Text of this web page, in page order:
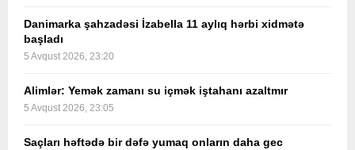
Danimarka şahzadəsi İzabella 11 aylıq hərbi xidmətə
başladı
5 Avqust 2026, 23:20
Alimlər: Yemək zamanı su içmək iştahanı azaltmır
5 Avqust 2026, 23:05
Saçları həftədə bir dəfə yumaq onların daha gec